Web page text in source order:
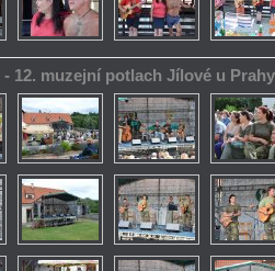
- 12. muzejní potlach Jílové u Prahy